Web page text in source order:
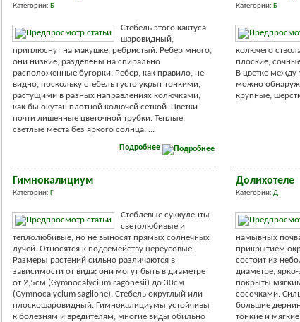
Категории: Б
Стебель этого кактуса
шаровидный,
приплюснут на макушке, ребристый. Ребер много,
они низкие, разделены на спирально
расположенные бугорки. Ребер, как правило, не
видно, поскольку стебель густо укрыт тонкими,
растущими в разных направлениях колючками,
как бы окутан плотной колючей сеткой. Цветки
почти лишенные цветочной трубки. Теплые,
светлые места без яркого солнца. ...
Подробнее
Категории: Б
колючего
плоские,
В цветке
можно
крупные,
Гимнокалициум
Категории: Г
Стеблевые суккуленты
светолюбивые и
теплолюбивые, но не выносят прямых солнечных
лучей. Относятся к подсемейству цереусовые.
Размеры растений сильно различаются в
зависимости от вида: они могут быть в диаметре
от 2,5см (Gymnocalycium ragonesii) до 30см
(Gymnocalycium saglione). Стебель округлый или
плоскошаровидный. Гимнокалициумы устойчивы
к болезням и вредителям, многие виды обильно
Долихотеле
Категории: Д
намывных
прикрытием
состоит из
диаметре,
покрыты
сосочками.
большие
тонкие и